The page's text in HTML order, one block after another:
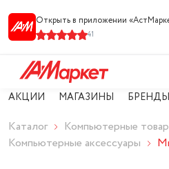
Открыть в приложении
41
АКЦИИ МАГАЗИНЫ БРЕНДЫ
Каталог
Компьютерные
Компьютерные аксессуары